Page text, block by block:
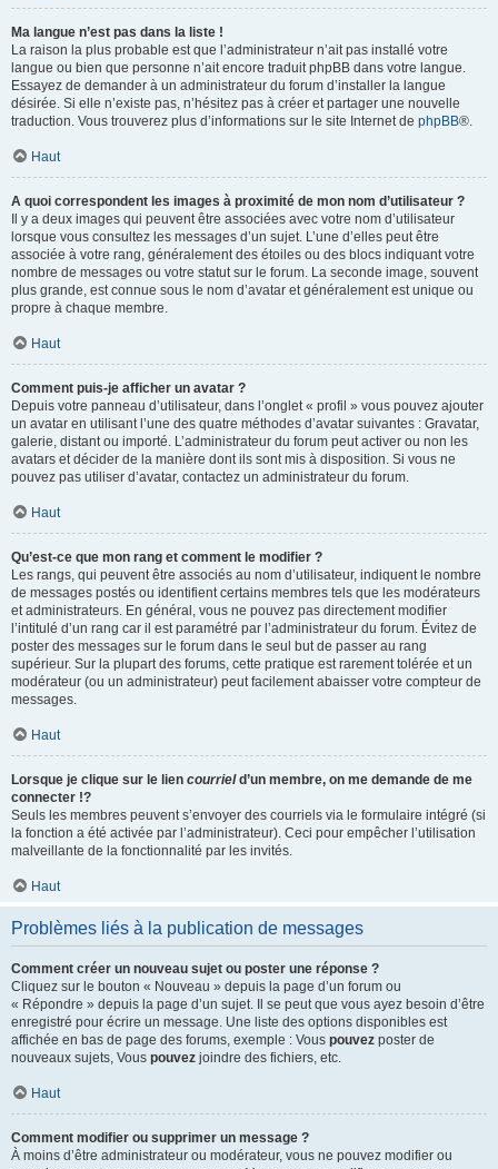
Ma langue n’est pas dans la liste !
La raison la plus probable est que l’administrateur n’ait pas installé votre
langue ou bien que personne n’ait encore traduit phpBB dans votre langue.
Essayez de demander à un administrateur du forum d’installer la langue
désirée. Si elle n’existe pas, n’hésitez pas à créer et partager une nouvelle
traduction. Vous trouverez plus d’informations sur le site Internet de phpBB®.
Haut
A quoi correspondent les images à proximité de mon nom d’utilisateur ?
Il y a deux images qui peuvent être associées avec votre nom d’utilisateur
lorsque vous consultez les messages d’un sujet. L’une d’elles peut être
associée à votre rang, généralement des étoiles ou des blocs indiquant votre
nombre de messages ou votre statut sur le forum. La seconde image, souvent
plus grande, est connue sous le nom d’avatar et généralement est unique ou
propre à chaque membre.
Haut
Comment puis-je afficher un avatar ?
Depuis votre panneau d’utilisateur, dans l’onglet « profil » vous pouvez ajouter
un avatar en utilisant l’une des quatre méthodes d’avatar suivantes : Gravatar,
galerie, distant ou importé. L’administrateur du forum peut activer ou non les
avatars et décider de la manière dont ils sont mis à disposition. Si vous ne
pouvez pas utiliser d’avatar, contactez un administrateur du forum.
Haut
Qu’est-ce que mon rang et comment le modifier ?
Les rangs, qui peuvent être associés au nom d’utilisateur, indiquent le nombre
de messages postés ou identifient certains membres tels que les modérateurs
et administrateurs. En général, vous ne pouvez pas directement modifier
l’intitulé d’un rang car il est paramétré par l’administrateur du forum. Évitez de
poster des messages sur le forum dans le seul but de passer au rang
supérieur. Sur la plupart des forums, cette pratique est rarement tolérée et un
modérateur (ou un administrateur) peut facilement abaisser votre compteur de
messages.
Haut
Lorsque je clique sur le lien courrield’un membre, on me demande de me
connecter !?
Seuls les membres peuvent s’envoyer des courriels via le formulaire intégré (si
la fonction a été activée par l’administrateur). Ceci pour empêcher l’utilisation
malveillante de la fonctionnalité par les invités.
Haut
Problèmes liés à la publication de messages
Comment créer un nouveau sujet ou poster une réponse ?
Cliquez sur le bouton « Nouveau » depuis la page d’un forum ou
« Répondre » depuis la page d’un sujet. Il se peut que vous ayez besoin d’être
enregistré pour écrire un message. Une liste des options disponibles est
affichée en bas de page des forums, exemple : Vous pouvez poster de
nouveaux sujets, Vous pouvez joindre des fichiers, etc.
Haut
Comment modifier ou supprimer un message ?
À moins d’être administrateur ou modérateur, vous ne pouvez modifier ou